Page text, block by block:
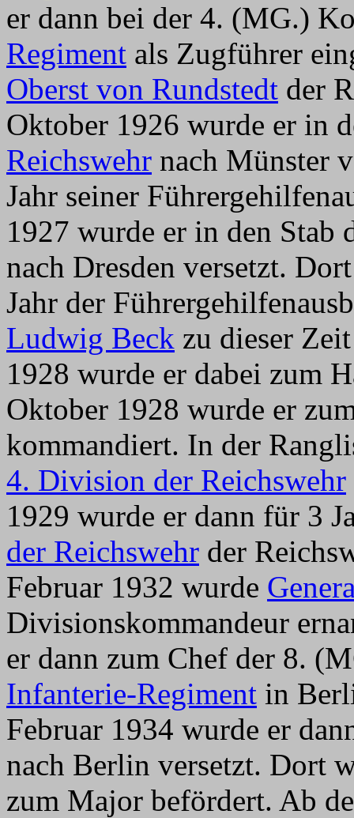
er dann bei der 4. (MG.)
Regiment als Zugführer
Oberst von Rundstedt der
Oktober 1926 wurde er in
Reichswehr nach Münster
Jahr seiner
1927 wurde er in den Stab
nach Dresden versetzt.
Jahr der
Ludwig Beck zu dieser
1928 wurde er dabei zum
Oktober 1928 wurde er
kommandiert. In der
4. Division der Reichswehr
1929 wurde er dann für 3
der Reichswehr der
Februar 1932 wurde
Divisionskommandeur
er dann zum Chef der 8.
Infanterie-Regiment in
Februar 1934 wurde er
nach Berlin versetzt. Dort
zum Major befördert. Ab